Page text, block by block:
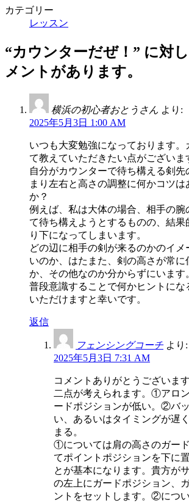
カテゴリー
レッスン
“カウンターだぜ！ ” に対
メントがあります。
横浜の初心者おとうさん より:
2025年5月3日 1:00 AM
いつも大変勉強になっております。
て教えていただきたい点がございま
自分がカウンターで待ち構える剣先
まり左右と高さの調整に何かコツは
か？
例えば、私は大体の場合、相手の腕
て待ち構えようとするものの、結果
り下になってしまいます。
どの辺に相手の剣が来るのかのイメ
いのか、はたまた、剣の高さが常に
か、その他なのか分からずにいます
普段意識することで何かヒントにな
いただけますと幸いです。
返信
フェンシングコーチ より:
2025年5月3日 7:31 AM
コメントありがとうございま
二点が考えられます。①アロ
ードポジションが低い。②バ
い、あるいはタイミングが遅
まる。
①については肩の高さのガー
てポイントポジションを下に
とが基本になります。貴方が
の左上にガードポジション、
ントをセットします。②につ